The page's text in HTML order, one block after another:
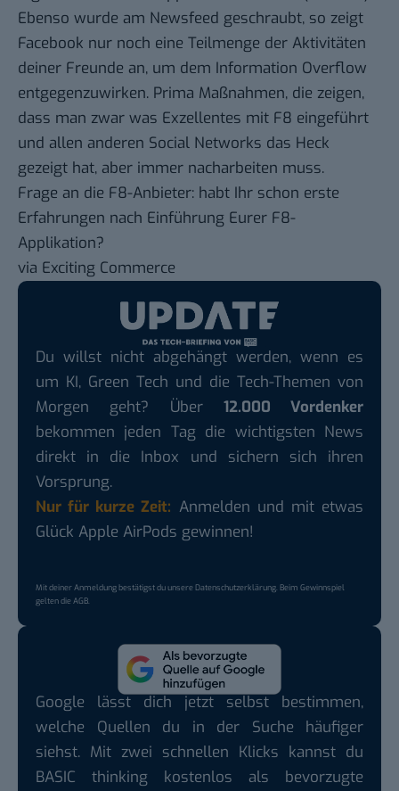
Ebenso wurde am Newsfeed geschraubt, so zeigt
Facebook nur noch eine Teilmenge der Aktivitäten
deiner Freunde an, um dem Information Overflow
entgegenzuwirken. Prima Maßnahmen, die zeigen,
dass man zwar was Exzellentes mit F8 eingeführt
und allen anderen Social Networks das Heck
gezeigt hat, aber immer nacharbeiten muss.
Frage an die F8-Anbieter: habt Ihr schon erste
Erfahrungen nach Einführung Eurer F8-
Applikation?
via Exciting Commerce
Du willst nicht abgehängt werden, wenn es
um KI, Green Tech und die Tech-Themen von
Morgen geht? Über 12.000 Vordenker
bekommen jeden Tag die wichtigsten News
direkt in die Inbox und sichern sich ihren
Vorsprung.
Nur für kurze Zeit: Anmelden und mit etwas
Glück Apple AirPods gewinnen!
Mit deiner Anmeldung bestätigst du unsereDatenschutzerklärung. Beim Gewinnspiel
gelten dieAGB.
Google lässt dich jetzt selbst bestimmen,
welche Quellen du in der Suche häufiger
siehst. Mit zwei schnellen Klicks kannst du
BASIC thinking kostenlos als bevorzugte